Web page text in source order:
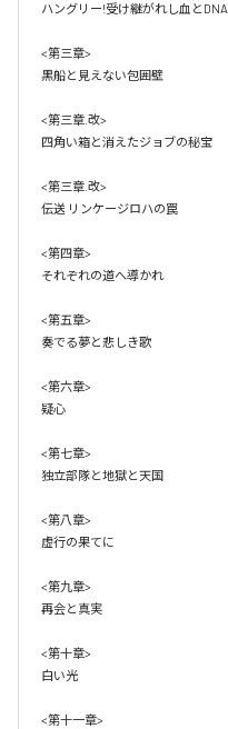
ハングリー!受け継がれし血とDNA
<第三章>
黒船と見えない包囲壁
<第三章.改>
四角い箱と消えたジョブの秘宝
<第三章.改>
伝送 リンケージロハの罠
<第四章>
それぞれの道へ導かれ
<第五章>
奏でる夢と悲しき歌
<第六章>
疑心
<第七章>
独立部隊と地獄と天国
<第八章>
虚行の果てに
<第九章>
再会と真実
<第十章>
白い光
<第十一章>